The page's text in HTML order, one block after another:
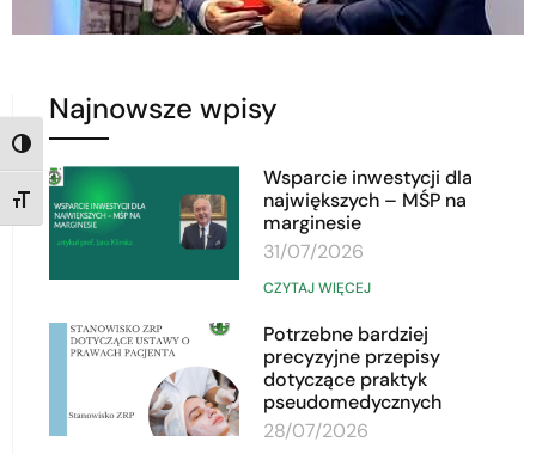
TOGGLE HIGH CONTRAST
TOGGLE FONT SIZE
Najnowsze wpisy
Wsparcie inwestycji dla
największych – MŚP na
marginesie
31/07/2026
CZYTAJ WIĘCEJ
Potrzebne bardziej
precyzyjne przepisy
dotyczące praktyk
pseudomedycznych
28/07/2026